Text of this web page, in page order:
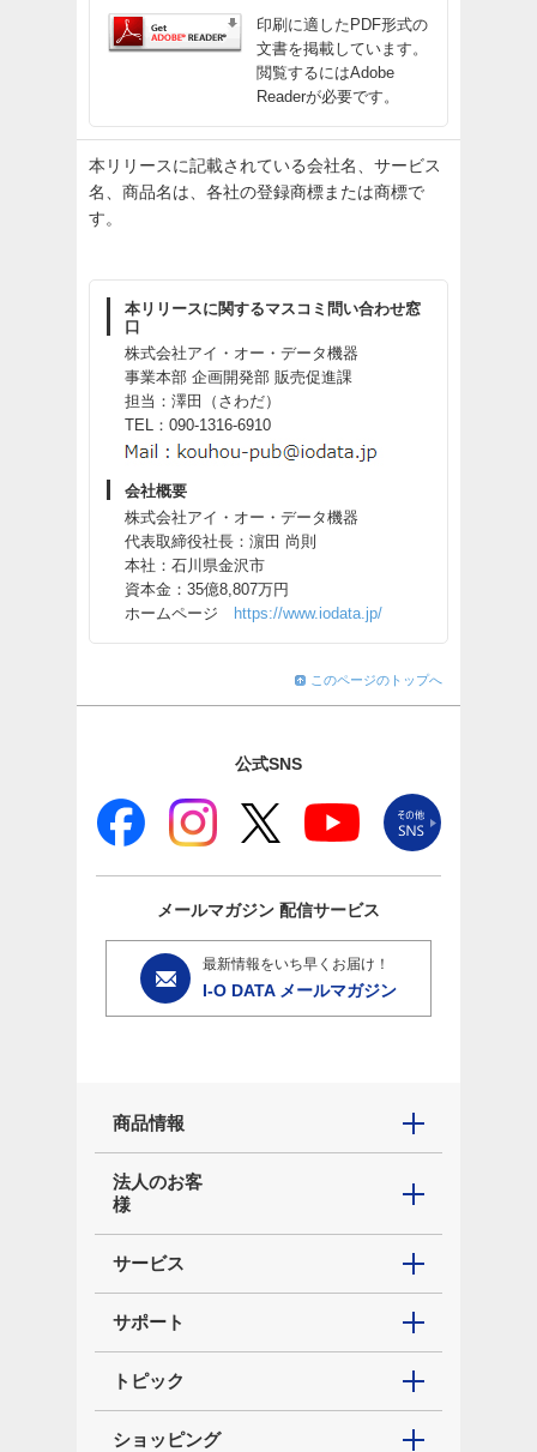
印刷に適したPDF形式の
文書を掲載しています。
閲覧するにはAdobe
Readerが必要です。
本リリースに記載されている会社名、サービス
名、商品名は、各社の登録商標または商標で
す。
本リリースに関するマスコミ問い合わせ窓
口
株式会社アイ・オー・データ機器
事業本部 企画開発部 販売促進課
担当：澤田（さわだ）
TEL：090-1316-6910
会社概要
株式会社アイ・オー・データ機器
代表取締役社長：濵田 尚則
本社：石川県金沢市
資本金：35億8,807万円
ホームページ
https://www.iodata.jp/
このページのトップへ
公式SNS
メールマガジン 配信サービス
最新情報をいち早くお届け！
I-O DATA メールマガジン
商品情報
法人のお客
様
サービス
サポート
トピック
ショッピング